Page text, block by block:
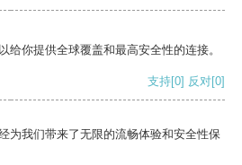
给你提供全球覆盖和最高安全性的连接。
支持[0] 反对[0]
为我们带来了无限的流畅体验和安全性保